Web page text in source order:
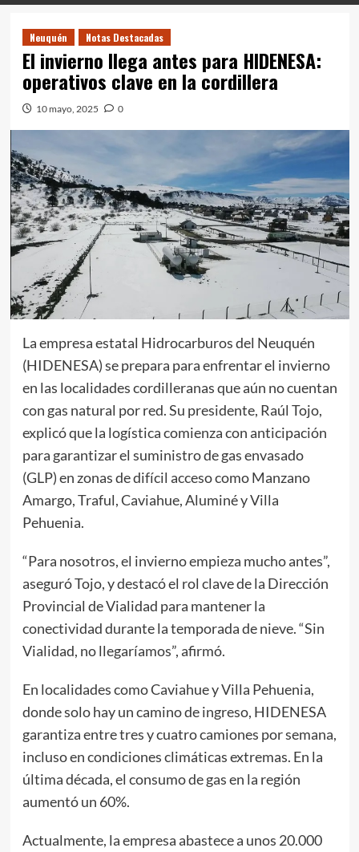
Neuquén Notas Destacadas
El invierno llega antes para HIDENESA:
operativos clave en la cordillera
10 mayo, 2025 0
La empresa estatal Hidrocarburos del Neuquén
(HIDENESA) se prepara para enfrentar el invierno
en las localidades cordilleranas que aún no cuentan
con gas natural por red. Su presidente, Raúl Tojo,
explicó que la logística comienza con anticipación
para garantizar el suministro de gas envasado
(GLP) en zonas de difícil acceso como Manzano
Amargo, Traful, Caviahue, Aluminé y Villa
Pehuenia.
“Para nosotros, el invierno empieza mucho antes”,
aseguró Tojo, y destacó el rol clave de la Dirección
Provincial de Vialidad para mantener la
conectividad durante la temporada de nieve. “Sin
Vialidad, no llegaríamos”, afirmó.
En localidades como Caviahue y Villa Pehuenia,
donde solo hay un camino de ingreso, HIDENESA
garantiza entre tres y cuatro camiones por semana,
incluso en condiciones climáticas extremas. En la
última década, el consumo de gas en la región
aumentó un 60%.
Actualmente, la empresa abastece a unos 20.000